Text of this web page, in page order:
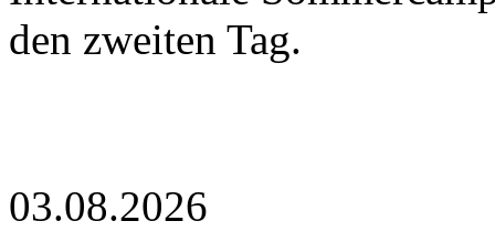
den zweiten Tag.
03.08.2026